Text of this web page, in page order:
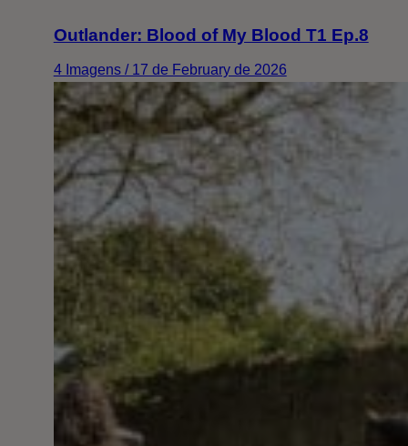
Outlander: Blood of My Blood T1 Ep.8
4 Imagens / 17 de February de 2026